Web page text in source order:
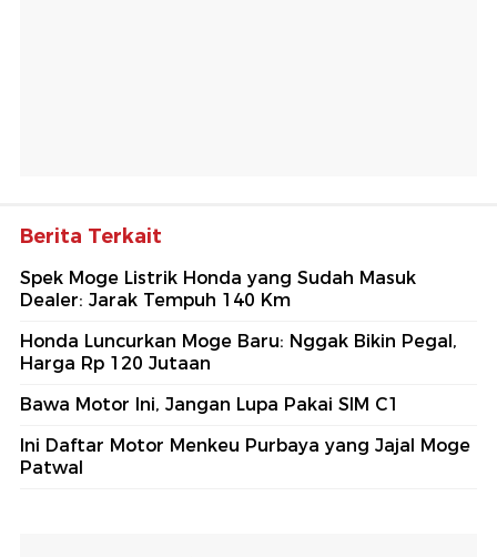
Berita Terkait
Spek Moge Listrik Honda yang Sudah Masuk
Dealer: Jarak Tempuh 140 Km
Honda Luncurkan Moge Baru: Nggak Bikin Pegal,
Harga Rp 120 Jutaan
Bawa Motor Ini, Jangan Lupa Pakai SIM C1
Ini Daftar Motor Menkeu Purbaya yang Jajal Moge
Patwal